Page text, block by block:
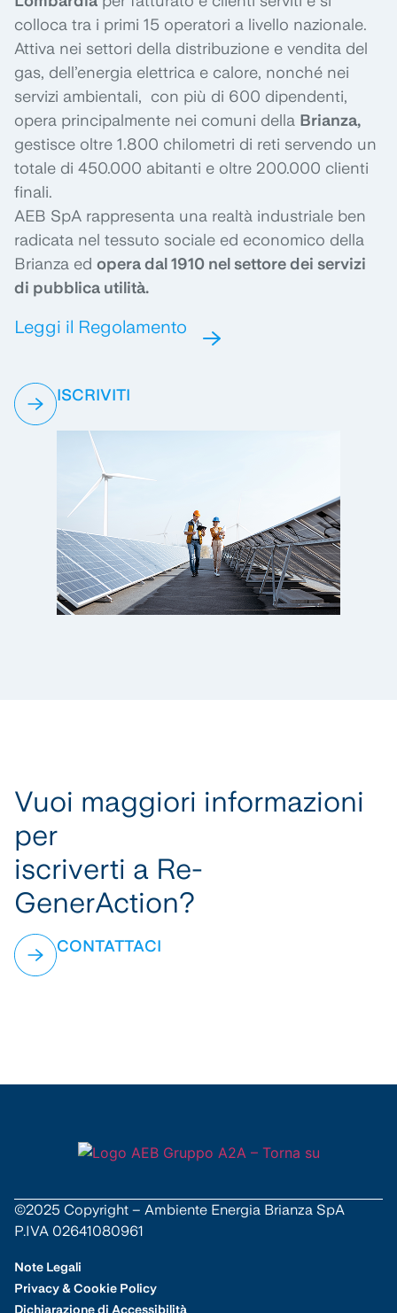
colloca tra i primi 15 operatori a livello nazionale.
Attiva nei settori della distribuzione e vendita del
gas, dell’energia elettrica e calore, nonché nei
servizi ambientali, con più di 600 dipendenti,
opera principalmente nei comuni della Brianza,
gestisce oltre 1.800 chilometri di reti servendo un
totale di 450.000 abitanti e oltre 200.000 clienti
finali.
AEB SpA rappresenta una realtà industriale ben
radicata nel tessuto sociale ed economico della
Brianza ed opera dal 1910 nel settore dei servizi
di pubblica utilità.
Leggi il Regolamento
ISCRIVITI
Vuoi maggiori informazioni
per
iscriverti a Re-
GenerAction?
CONTATTACI
©2025 Copyright – Ambiente Energia Brianza SpA
P.IVA 02641080961
Note Legali
Privacy & Cookie Policy
Dichiarazione di Accessibilità